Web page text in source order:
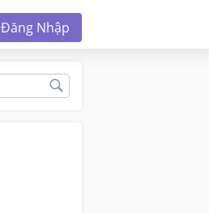
Đăng Nhập